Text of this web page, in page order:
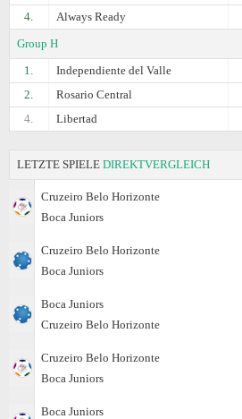
4.
Always Ready
Group H
1.
Independiente del Valle
2.
Rosario Central
4.
Libertad
LETZTE SPIELE DIREKTVERGLEICH
Cruzeiro Belo Horizonte
Boca Juniors
Cruzeiro Belo Horizonte
Boca Juniors
Boca Juniors
Cruzeiro Belo Horizonte
Cruzeiro Belo Horizonte
Boca Juniors
Boca Juniors